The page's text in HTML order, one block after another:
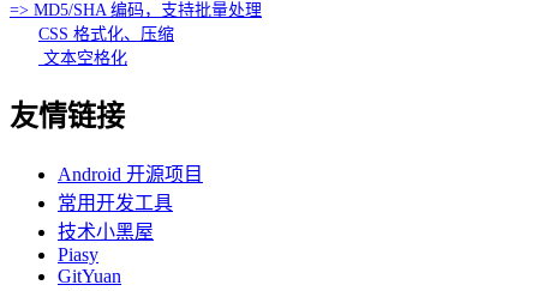
=> MD5/SHA 编码，支持批量处理
CSS 格式化、压缩
文本空格化
友情链接
Android 开源项目
常用开发工具
技术小黑屋
Piasy
GitYuan